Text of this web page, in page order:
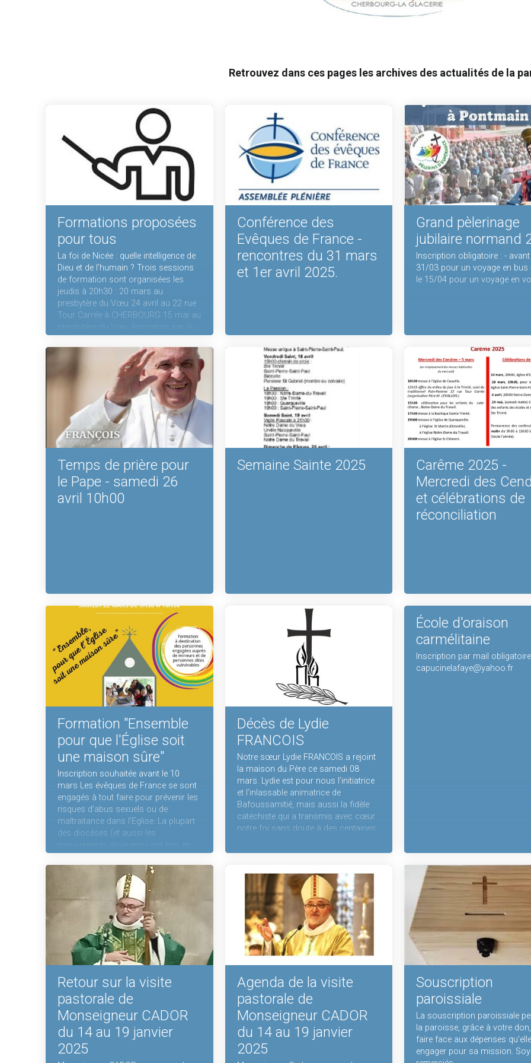
Retrouvez dans ces pages les archives des actualités de la
Formations proposées
pour tous
La foi de Nicée : quelle intelligence de
Dieu et de l'humain ? Trois sessions
de formation sont organisées les
jeudis à 20h30 : 20 mars au
presbytère du Vœu 24 avril au 22 rue
Tour Carrée à CHERBOURG 15 mai au
presbytère du Vœu Animation par le
Conférence des
Evêques de France -
rencontres du 31 mars
et 1er avril 2025.
Grand pèlerinage
jubilaire normand
Inscription obligatoire : - avant
31/03 pour un voyage en bus
le 15/04 pour un voyage en
Temps de prière pour
le Pape - samedi 26
avril 10h00
Semaine Sainte 2025
Carême 2025 -
Mercredi des
et célébrations de
réconciliation
Formation "Ensemble
pour que l'Église soit
une maison sûre"
Inscription souhaitée avant le 10
mars Les évêques de France se sont
engagés à tout faire pour prévenir les
risques d’abus sexuels ou de
maltraitance dans l’Eglise. La plupart
des diocèses (et aussi les
toutes les personnes susceptibles de
rencontrer des mineurs ou des
personnes vulnérables doivent
participer. Dans le diocèse de
Coutances, cette formation a été
proposée le samedi 16 novembre,
mais pour les personnes n'ayant pu y
participer cette prochaine date est
proposée.
Décès de Lydie
FRANCOIS
Notre sœur Lydie FRANCOIS a rejoint
la maison du Père ce samedi 08
mars. Lydie est pour nous l’initiatrice
et l’inlassable animatrice de
Bafoussamitié, mais aussi la fidèle
catéchiste qui a transmis avec cœur
notre foi sans doute à des centaines
célébrées vendredi 14 mars, à 10h30,
d’Équeurdreville. Ensemble nous
confierons Lydie au Seigneur.
Portons-la déjà, ainsi que ses
proches éprouvés, dans notre prière.
École d'oraison
carmélitaine
Inscription par mail
capucinelafaye@yahoo.fr
Retour sur la visite
pastorale de
Monseigneur CADOR
du 14 au 19 janvier
2025
Agenda de la visite
pastorale de
Monseigneur CADOR
du 14 au 19 janvier
2025
Souscription
paroissiale
La souscription paroissiale
la paroisse, grâce à votre
faire face aux dépenses
engager pour sa mission.